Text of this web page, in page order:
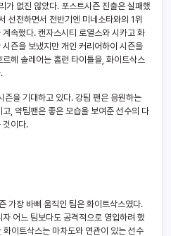
가 없진 않았다. 포스트시즌 진출은 실패했
선전하면서 전반기엔 미네소타와의 1위
속했다. 캔자스시티 로열스와 시카고 화
즌을 보냈지만 개인 커리어하이 시즌을
헤 솔레어는 홈런 타이틀을, 화이트삭스
즌을 기대하고 있다. 강팀 팬은 응원하는
, 약팀팬은 좋은 모습을 보여준 선수의 다
것이다.
가장 바삐 움직인 팀은 화이트삭스였다.
어느 팀보다도 공격적으로 영입하려 했
화이트삭스는 마차도와 연관이 있는 선수